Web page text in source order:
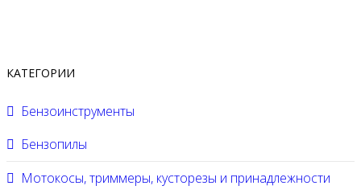
КАТЕГОРИИ
Бензоинструменты
Бензопилы
Мотокосы, триммеры, кусторезы и принадлежности